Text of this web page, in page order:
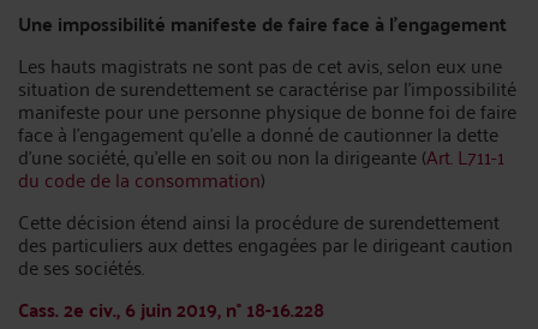
Une impossibilité manifeste de faire face à l’engagement
Les hauts magistrats ne sont pas de cet avis, selon eux une
situation de surendettement se caractérise par l’impossibilité
manifeste pour une personne physique de bonne foi de faire
face à l’engagement qu’elle a donné de cautionner la dette
d’une société, qu’elle en soit ou non la dirigeante (Art. L711-1
du code de la consommation)
Cette décision étend ainsi la procédure de surendettement
des particuliers aux dettes engagées par le dirigeant caution
de ses sociétés.
Cass. 2e civ., 6 juin 2019, n° 18-16.228